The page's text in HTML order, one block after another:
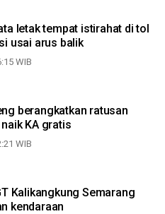
letak tempat istirahat di tol
usai arus balik
WIB
berangkatkan ratusan
KA gratis
WIB
Kalikangkung Semarang
kendaraan